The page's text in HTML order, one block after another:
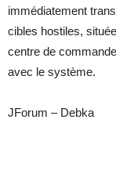
immédiatement
cibles hostiles,
centre de
avec le système.
JForum – Debka